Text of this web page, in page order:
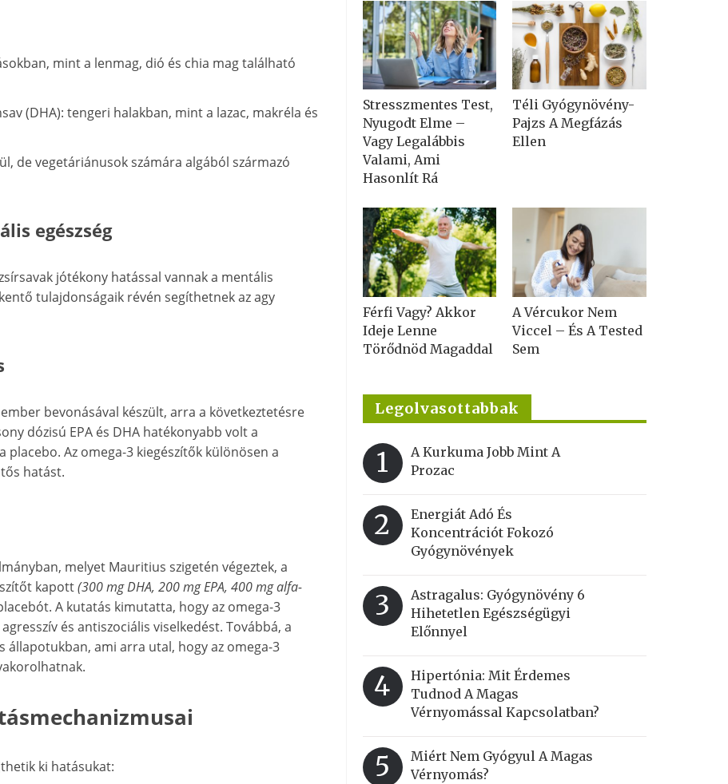
mint a lenmag, dió és chia mag található
(DHA): tengeri halakban, mint a lazac, makréla és
de vegetáriánusok számára algából származó
egészség
jótékony hatással vannak a mentális
tulajdonságaik révén segíthetnek az agy
bevonásával készült, arra a következtetésre
dózisú EPA és DHA hatékonyabb volt a
Az omega-3 kiegészítők különösen a
hatást.
melyet Mauritius szigetén végeztek, a
kapott(300 mg DHA, 200 mg EPA, 400 mg alfa-
A kutatás kimutatta, hogy az omega-3
és antiszociális viselkedést. Továbbá, a
állapotukban, ami arra utal, hogy az omega-3
ki hatásukat:
Stresszmentes Test,
Nyugodt Elme –
Vagy Legalábbis
Valami, Ami
Hasonlít Rá
Téli Gyógynövény-
Pajzs A Megfázás
Ellen
Férfi Vagy? Akkor
Ideje Lenne
Törődnöd Magaddal
A Vércukor Nem
Viccel – És A Tested
Sem
Legolvasottabbak
1
A Kurkuma Jobb Mint A
Prozac
2
Energiát Adó És
Koncentrációt Fokozó
Gyógynövények
3
Astragalus: Gyógynövény 6
Hihetetlen Egészségügyi
Előnnyel
4
Hipertónia: Mit Érdemes
Tudnod A Magas
Vérnyomással Kapcsolatban?
5
Miért Nem Gyógyul A Magas
Vérnyomás?